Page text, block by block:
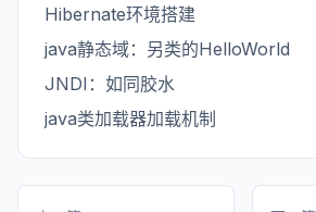
Hibernate环境搭建
java静态域：另类的HelloWorld
JNDI：如同胶水
java类加载器加载机制